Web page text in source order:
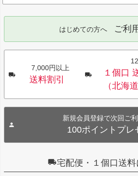
はじめての方へ ご利
7,000円以上
送料割引
１個口
（北海
新規会員登録で次回ご
100ポイントプレ
宅配便・１個口送料